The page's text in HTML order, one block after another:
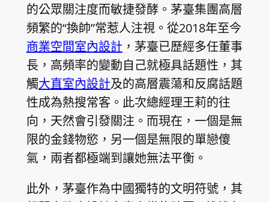
的公眾關注度而敏捷發酵。茅臺集團高層
頻繁的“換帥”常惹人注視。從2018年至今
商業空間室內設計 ，茅臺已歷經多任董事
長，高頻率的變動自己就極具話題性，其
觸大直室內設計及的高層震蕩和反腐話題
性成為熱搜常客。此次總經理王莉的往
向，天然會引發關注。而現在，一個是無
限的金錢物慾，另一個是無限的單戀傻
氣，兩者都極端到讓她無法平衡。
此外，茅臺作為中國獨特的文明符號，其